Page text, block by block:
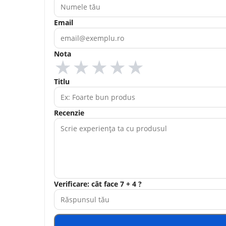
Email
Nota
★
★
★
★
★
Titlu
Recenzie
Verificare: cât face 7 + 4 ?